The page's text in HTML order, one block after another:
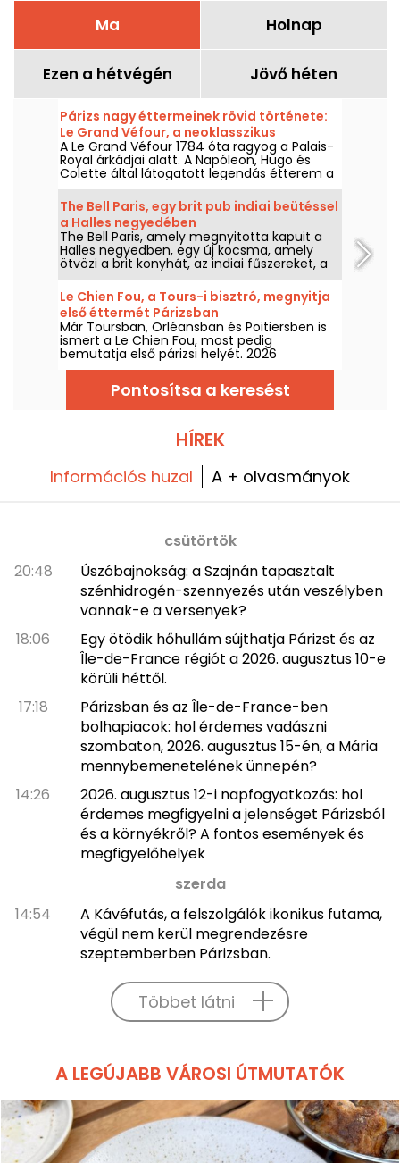
Ma Holnap
Ezen a hétvégén Jövő héten
Párizs nagy éttermeinek rövid története:
Le Grand Véfour, a neoklasszikus
művészet ékköve
A Le Grand Véfour 1784 óta ragyog a Palais-
Royal árkádjai alatt. A Napóleon, Hugo és
Colette által látogatott legendás étterem a
francia haute cuisine megtestesítője
neoklasszikus környezetben.
The Bell Paris, egy brit pub indiai beütéssel
a Halles negyedében
The Bell Paris, amely megnyitotta kapuit a
Halles negyedben, egy új kocsma, amely
ötvözi a brit konyhát, az indiai fűszereket, a
házi koktélokat és a kézműves söröket egy
olyan dekorral, amelyet Jim Hamilton
tervezett.
Le Chien Fou, a Tours-i bisztró, megnyitja
első éttermét Párizsban
Már Toursban, Orléansban és Poitiersben is
ismert a Le Chien Fou, most pedig
bemutatja első párizsi helyét. 2026
szeptemberének közepétől ez a bisztró,
amelyet a házias konyhájáról, a megosztott
fogásokról és a borkincséről ismernek,
megnyitja kapuit a rue Feydeau-n, Párizs 2.
Pontosítsa a keresést
HÍREK
Információs huzal A + olvasmányok
csütörtök
20:48
Úszóbajnokság: a Szajnán tapasztalt
szénhidrogén-szennyezés után veszélyben
vannak-e a versenyek?
18:06
Egy ötödik hőhullám sújthatja Párizst és az
Île-de-France régiót a 2026. augusztus 10-e
körüli héttől.
17:18
Párizsban és az Île-de-France-ben
bolhapiacok: hol érdemes vadászni
szombaton, 2026. augusztus 15-én, a Mária
mennybemenetelének ünnepén?
14:26
2026. augusztus 12-i napfogyatkozás: hol
érdemes megfigyelni a jelenséget Párizsból
és a környékről? A fontos események és
megfigyelőhelyek
szerda
14:54
A Kávéfutás, a felszolgálók ikonikus futama,
végül nem kerül megrendezésre
szeptemberben Párizsban.
Többet látni
A LEGÚJABB VÁROSI ÚTMUTATÓK